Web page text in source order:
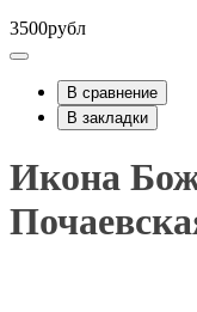
3500рубл
В сравнение
В закладки
Икона